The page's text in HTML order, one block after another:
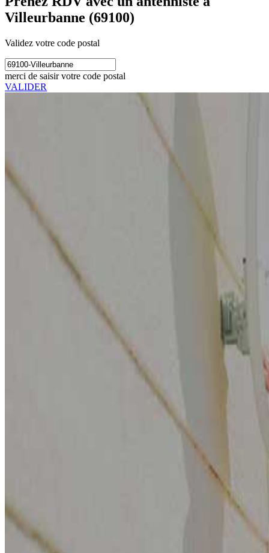
Villeurbanne (69100)
Validez votre code postal
merci de saisir votre code postal
VALIDER